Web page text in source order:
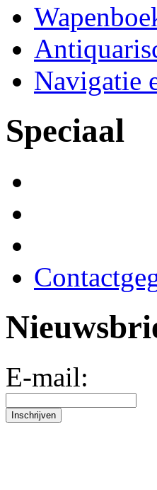
Navigatie
Speciaal
E-mail: